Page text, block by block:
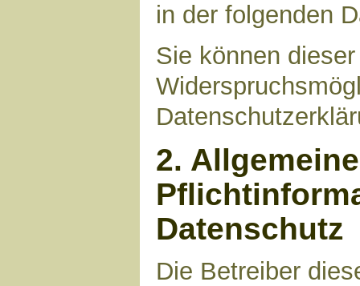
in der folgenden
Sie können
2.
Datenschutz
Die Betreiber